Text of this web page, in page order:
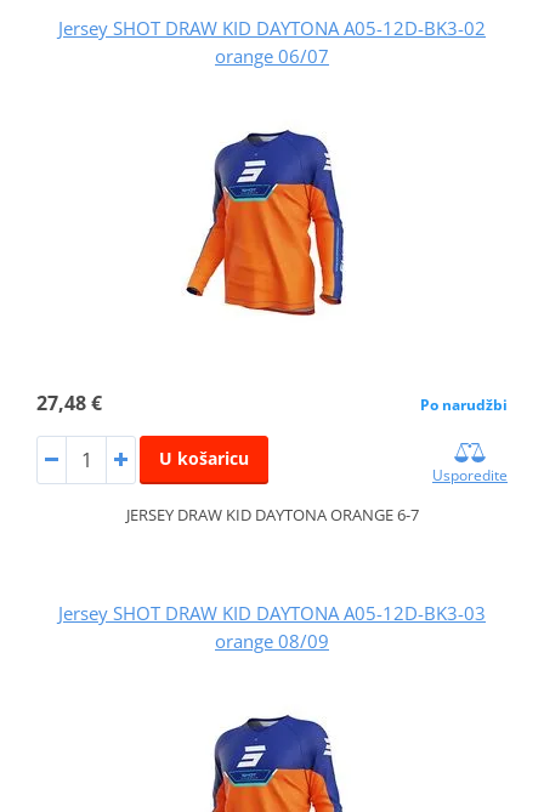
Jersey SHOT DRAW KID DAYTONA A05-12D-BK3-02
orange 06/07
27,48 € Po narudžbi
U košaricu
Usporedite
JERSEY DRAW KID DAYTONA ORANGE 6-7
Jersey SHOT DRAW KID DAYTONA A05-12D-BK3-03
orange 08/09